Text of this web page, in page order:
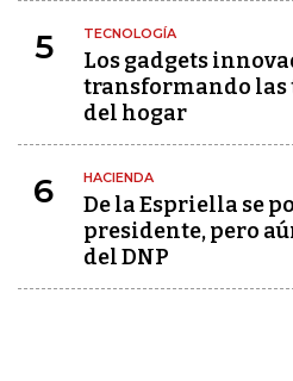
5 TECNOLOGÍA
Los gadgets
transformando las
del hogar
6 HACIENDA
De la Espriella se
presidente, pero
del DNP